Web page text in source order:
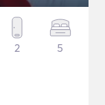
2 5